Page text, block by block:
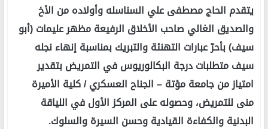
يتقدم الحاج مصطفى علي السناسله وأولاده من الأخ
والصديق الغالي صاحب الأخلاق الرفيعة مظهر عليمات (أبو
سيف) بأحرّ عبارات التهنئة والتبريك بمناسبة إنهاء نجله
سيف متطلبات درجة البكالوريوس في التمريض بتقدير
امتياز من جامعة مؤتة – الجناح العسكري / كلية الأميرة
منى للتمريض، وحصوله على المركز الأول في اللياقة
البدنية والكفاءة القيادية وحسن السيرة والسلوك.